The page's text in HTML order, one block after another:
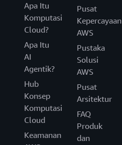
Apa Itu
Komputasi
Cloud?
Apa Itu
AI
Agentik?
Hub
Konsep
Komputasi
Cloud
Keamanan
Pusat
Kepercayaan
AWS
Pustaka
Solusi
AWS
Pusat
Arsitektur
FAQ
Produk
dan